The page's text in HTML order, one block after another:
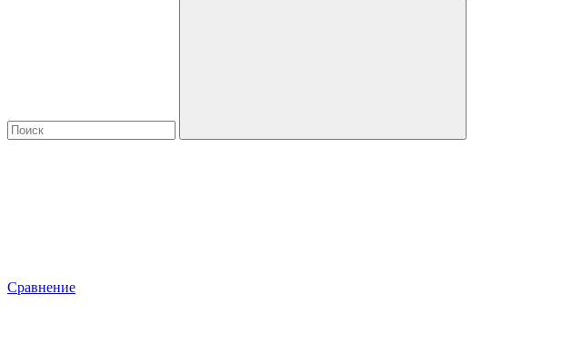
Сравнение